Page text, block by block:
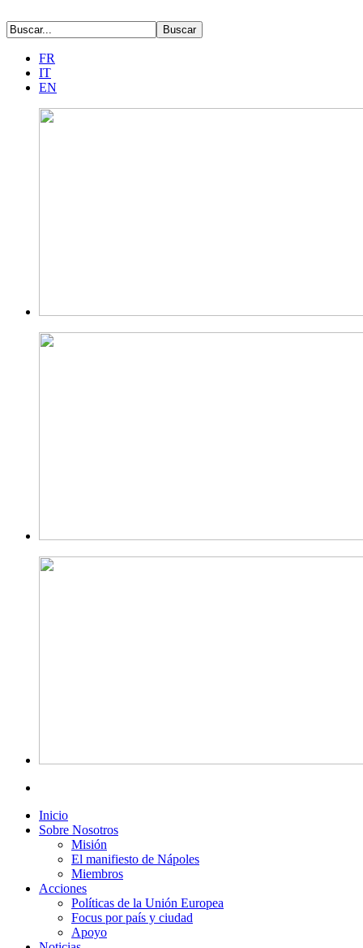
FR
IT
EN
Inicio
Sobre Nosotros
Misión
El manifiesto de Nápoles
Miembros
Acciones
Políticas de la Unión Europea
Focus por país y ciudad
Apoyo